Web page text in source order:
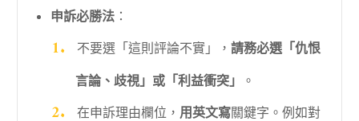
申訴必勝法 ：
不要選「這則評論不實」， 請務必選「仇恨
言論、歧視」或「利益衝突」
。
在申訴理由欄位， 用英文寫關鍵字。例如對